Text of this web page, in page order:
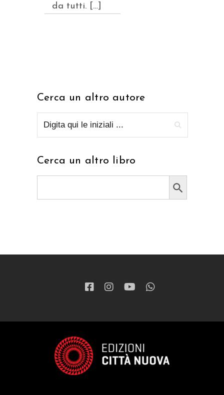
da tutti. […]
Cerca un altro autore
Cerca un altro libro
Search Button